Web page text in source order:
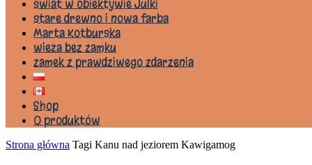
świat w obiektywie Julki
stare drewno i nowa farba
Marta Kotburska
wieża bez zamku
zamek z prawdziwego zdarzenia
Shop
0 produktów
Strona główna Tagi Kanu nad jeziorem Kawigamog